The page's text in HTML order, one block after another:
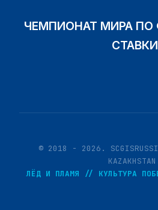
ЧЕМПИОНАТ МИРА ПО
СТАВКИ
© 2018 - 2026.
ЛЁД И ПЛАМЯ // КУЛЬТУРА